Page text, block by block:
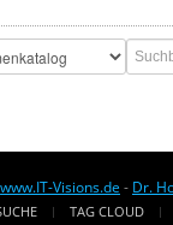
www.IT-Visions.de - Dr.
TAG CLOUD